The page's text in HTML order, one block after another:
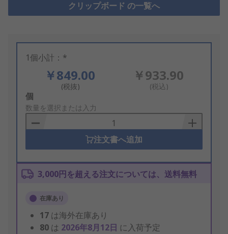
クリップボード の一覧へ
1個小計：*
￥849.00
(税抜)
￥933.90
(税込)
Add
to
Basket
個
数量を選択または入力
注文書へ追加
3,000円を超える注文については、送料無料
在庫あり
17 は海外在庫あり
80 は 2026年8月12日 に入荷予定